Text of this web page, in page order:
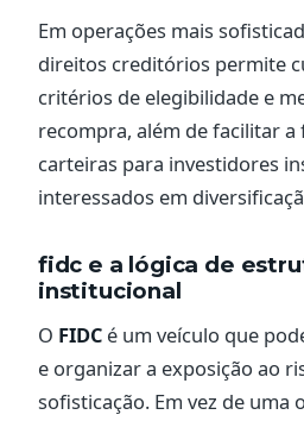
Em operações mais
direitos creditórios permite
critérios de elegibilidade e
recompra, além de facilitar a
carteiras para investidores
interessados em
fidc e a lógica de
institucional
O FIDC é um veículo que
e organizar a exposição ao
sofisticação. Em vez de uma